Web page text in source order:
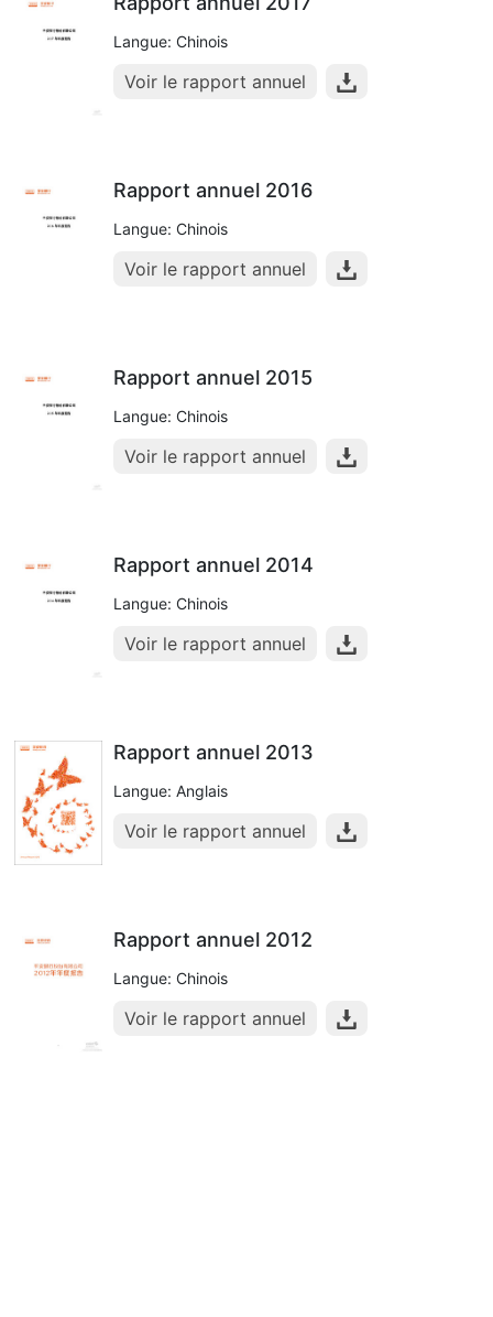
Langue: Chinois
Voir le rapport annuel
Rapport annuel 2016
Langue: Chinois
Voir le rapport annuel
Rapport annuel 2015
Langue: Chinois
Voir le rapport annuel
Rapport annuel 2014
Langue: Chinois
Voir le rapport annuel
Rapport annuel 2013
Langue: Anglais
Voir le rapport annuel
Rapport annuel 2012
Langue: Chinois
Voir le rapport annuel